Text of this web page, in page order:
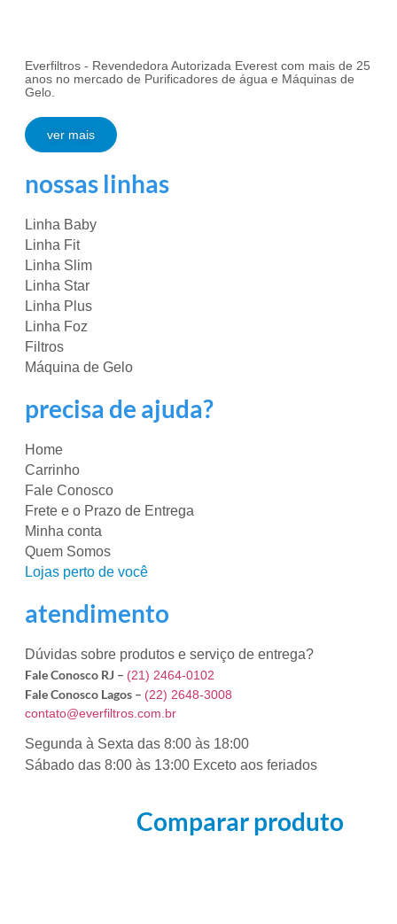
Everfiltros - Revendedora Autorizada Everest com mais de 25
anos no mercado de Purificadores de água e Máquinas de
Gelo.
ver mais
nossas linhas
Linha Baby
Linha Fit
Linha Slim
Linha Star
Linha Plus
Linha Foz
Filtros
Máquina de Gelo
precisa de ajuda?
Home
Carrinho
Fale Conosco
Frete e o Prazo de Entrega
Minha conta
Quem Somos
Lojas perto de você
atendimento
Dúvidas sobre produtos e serviço de entrega?
Fale Conosco RJ – (21) 2464-0102
Fale Conosco Lagos – (22) 2648-3008
contato@everfiltros.com.br
Segunda à Sexta das 8:00 às 18:00
Sábado das 8:00 às 13:00 Exceto aos feriados
Comparar produto